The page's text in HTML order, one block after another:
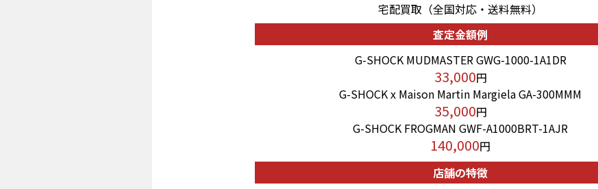
宅配買取（全国対応・送料無料）
査定金額例
G-SHOCK MUDMASTER GWG-1000-1A1DR
33,000円
G-SHOCK x Maison Martin Margiela GA-300MMM
35,000円
G-SHOCK FROGMAN GWF-A1000BRT-1AJR
140,000円
店舗の特徴